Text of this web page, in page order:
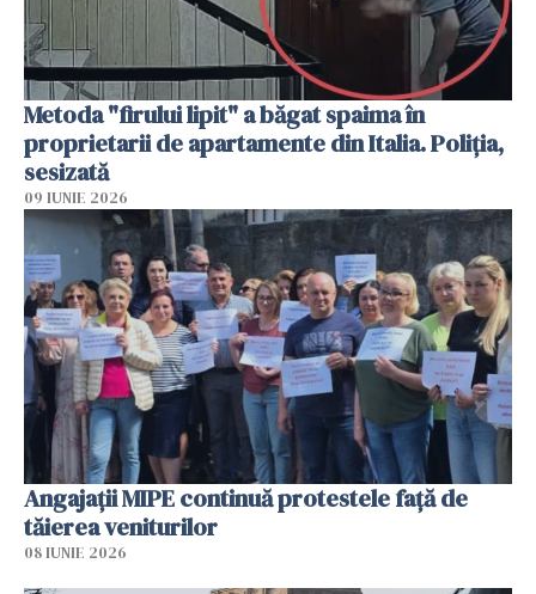
Metoda "firului lipit" a băgat spaima în
proprietarii de apartamente din Italia. Poliția,
sesizată
09 IUNIE 2026
Angajaţii MIPE continuă protestele faţă de
tăierea veniturilor
08 IUNIE 2026